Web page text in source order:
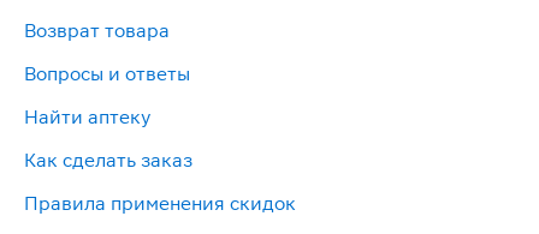
Возврат товара
Вопросы и ответы
Найти аптеку
Как сделать заказ
Правила применения скидок